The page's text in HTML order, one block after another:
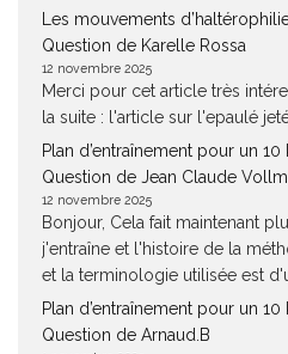
Les mouvements
Question de Karelle Rossa
12 novembre 2025
Merci pour cet article très
la suite : l'article sur l'epaulé
Plan d’entraînement pour un
Question de Jean Claude
12 novembre 2025
Bonjour, Cela fait maintenant
j'entraîne et l'histoire de la
et la terminologie utilisée est
Plan d’entraînement pour un
Question de Arnaud.B